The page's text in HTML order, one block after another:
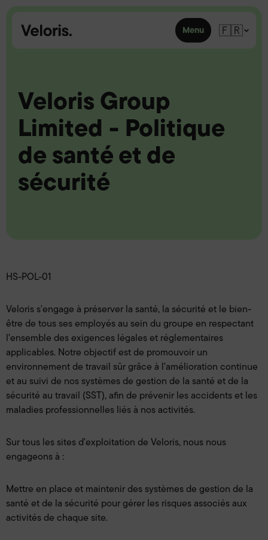
Menu 🇫🇷
Veloris Group
Limited - Politique
de santé et de
sécurité
HS-POL-01
Veloris s'engage à préserver la santé, la sécurité et le bien-
être de tous ses employés au sein du groupe en respectant
l'ensemble des exigences légales et réglementaires
applicables. Notre objectif est de promouvoir un
environnement de travail sûr grâce à l'amélioration continue
et au suivi de nos systèmes de gestion de la santé et de la
sécurité au travail (SST), afin de prévenir les accidents et les
maladies professionnelles liés à nos activités.
Sur tous les sites d'exploitation de Veloris, nous nous
engageons à :
Mettre en place et maintenir des systèmes de gestion de la
santé et de la sécurité pour gérer les risques associés aux
activités de chaque site.